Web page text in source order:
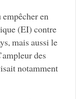
en
(EI) contre
mais aussi le
des
notamment